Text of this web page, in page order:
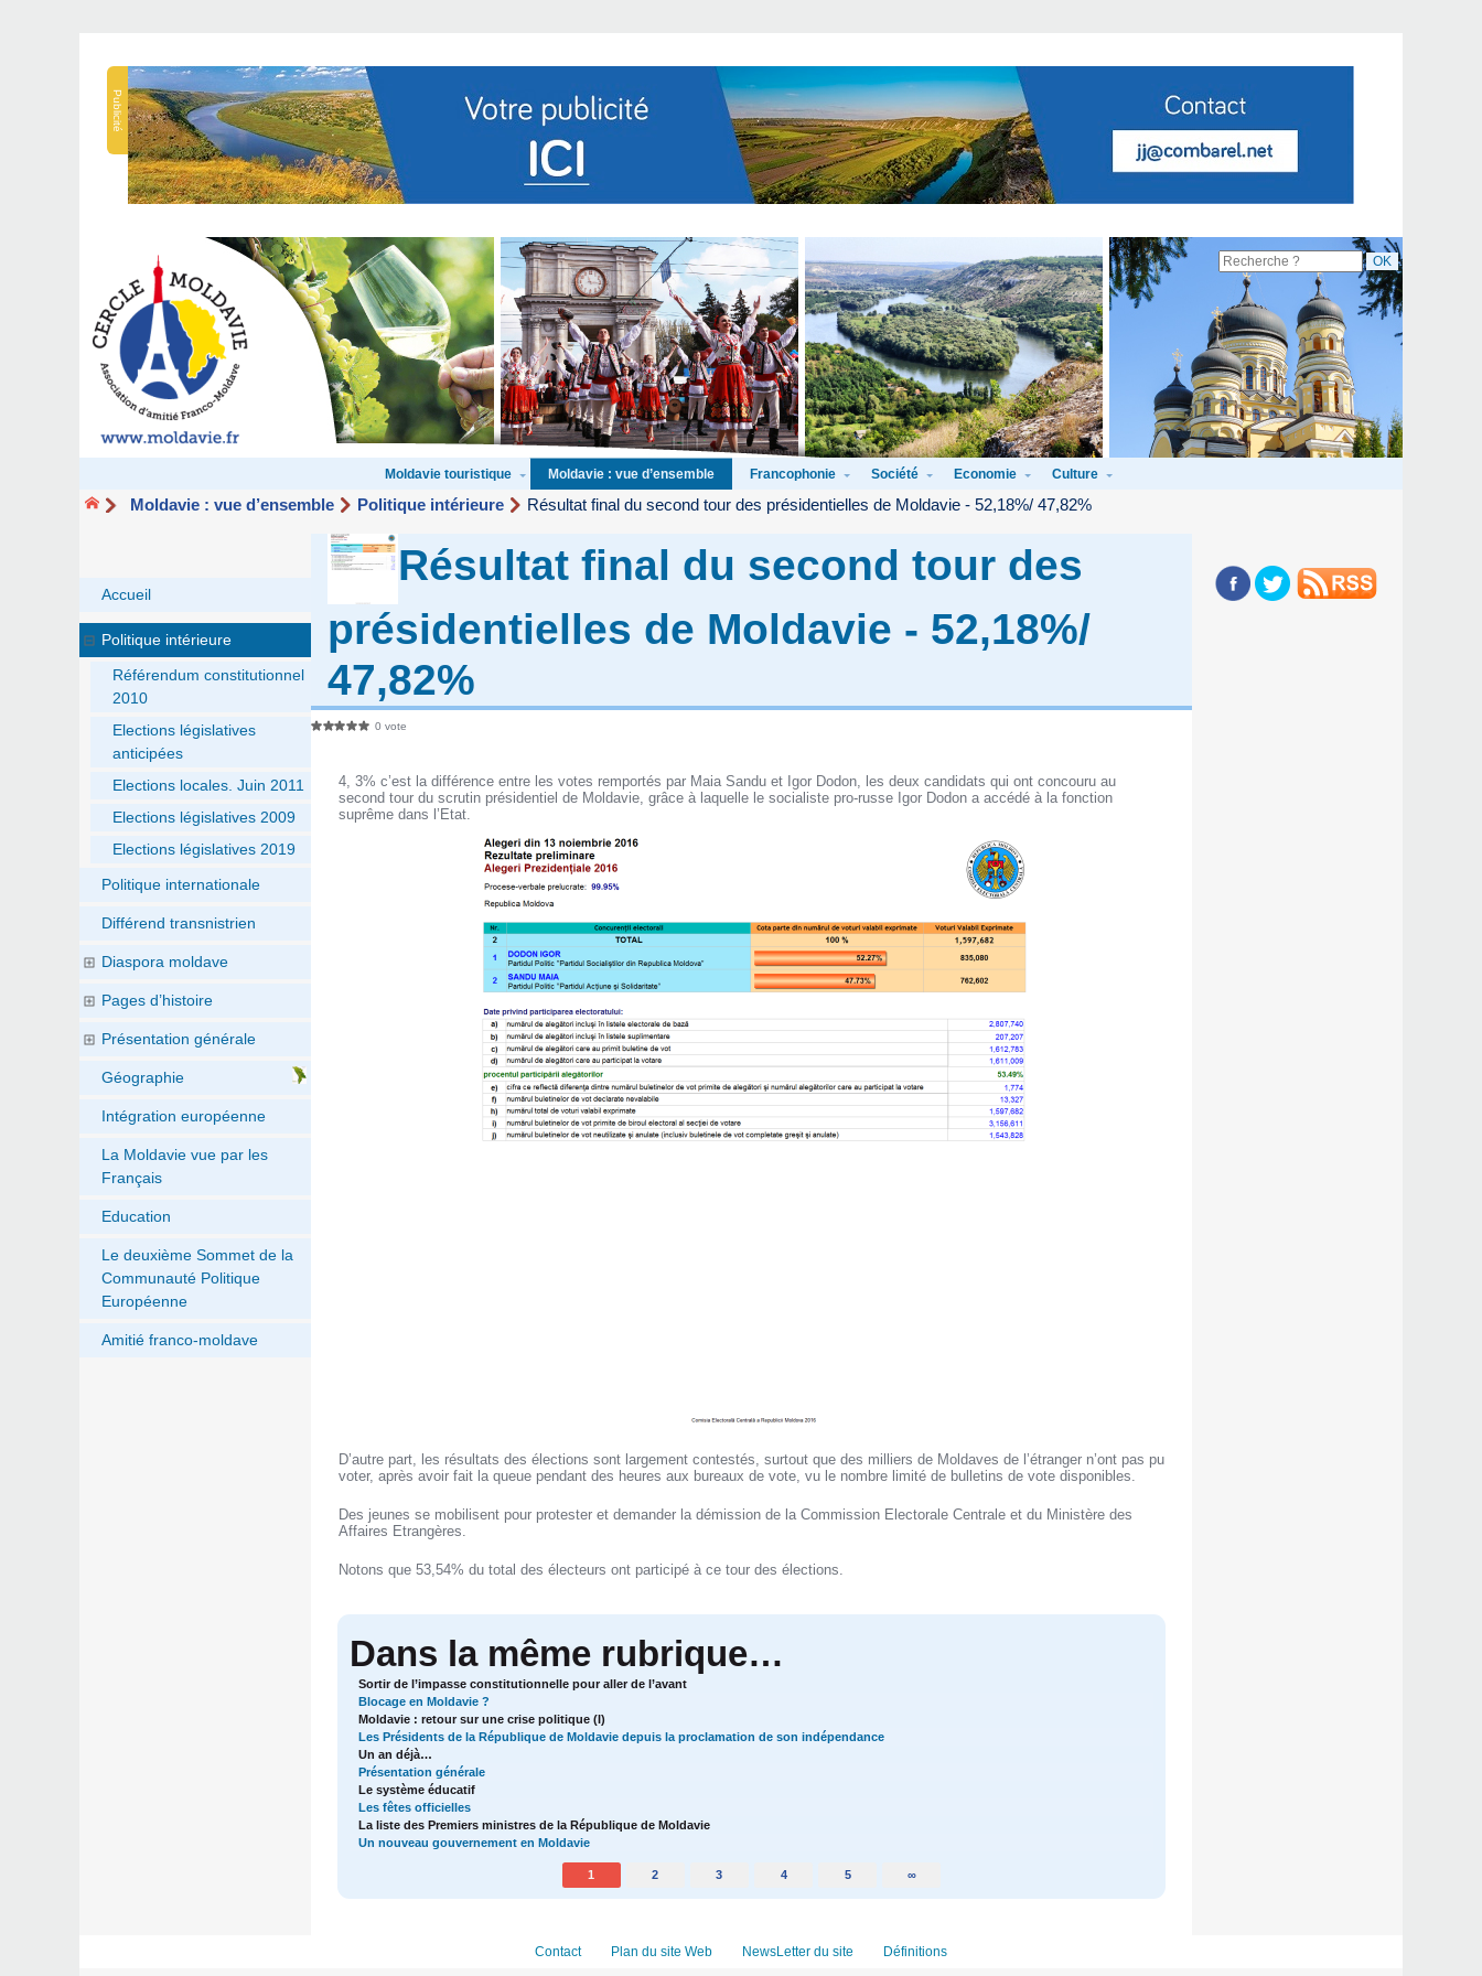
Publicité
Moldavie touristique Moldavie : vue d’ensemble Francophonie Société Economie Culture
Moldavie : vue d’ensemble Politique intérieure Résultat final du second tour des présidentielles de Moldavie - 52,18%/ 47,82%
Résultat final du second tour des
présidentielles de Moldavie - 52,18%/
47,82%
0 vote
4, 3% c’est la différence entre les votes remportés par Maia Sandu et Igor Dodon, les deux candidats qui ont concouru au
second tour du scrutin présidentiel de Moldavie, grâce à laquelle le socialiste pro-russe Igor Dodon a accédé à la fonction
suprême dans l’Etat.
D’autre part, les résultats des élections sont largement contestés, surtout que des milliers de Moldaves de l’étranger n’ont pas pu
voter, après avoir fait la queue pendant des heures aux bureaux de vote, vu le nombre limité de bulletins de vote disponibles.
Des jeunes se mobilisent pour protester et demander la démission de la Commission Electorale Centrale et du Ministère des
Affaires Etrangères.
Notons que 53,54% du total des électeurs ont participé à ce tour des élections.
Dans la même rubrique…
Sortir de l’impasse constitutionnelle pour aller de l’avant
Blocage en Moldavie ?
Moldavie : retour sur une crise politique (I)
Les Présidents de la République de Moldavie depuis la proclamation de son indépendance
Un an déjà…
Présentation générale
Le système éducatif
Les fêtes officielles
La liste des Premiers ministres de la République de Moldavie
Un nouveau gouvernement en Moldavie
1 2 3 4 5 ∞
Accueil
Politique intérieure
Référendum constitutionnel
2010
Elections législatives
anticipées
Elections locales. Juin 2011
Elections législatives 2009
Elections législatives 2019
Politique internationale
Différend transnistrien
Diaspora moldave
Pages d’histoire
Présentation générale
Géographie
Intégration européenne
La Moldavie vue par les
Français
Education
Le deuxième Sommet de la
Communauté Politique
Européenne
Amitié franco-moldave
Contact Plan du site Web NewsLetter du site Définitions